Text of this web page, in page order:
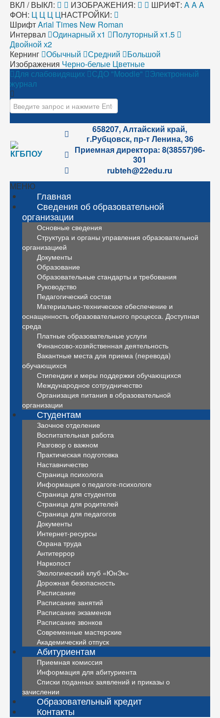
ВКЛ / ВЫКЛ: ИЗОБРАЖЕНИЯ: ШРИФТ: AAA
ФОН: Ц Ц Ц ЦНАСТРОЙКИ:
ШрифтArial Times New Roman
Интервал
Одинарный х1
Полуторный х1.5
Двойной х2
Кернинг
Обычный Средний
Большой
Изображения Черно-белые Цветные
Для слабовидящих
СДО "Moodle"
Электронный
журнал
Искать...
658207, Алтайский край,
г.Рубцовск, пр-т Ленина, 36
Приемная директора: 8(38557)96-
301
rubteh@22edu.ru
МЕНЮ
Главная
Сведения об образовательной
организации
Основные сведения
Структура и органы управления образовательной
организацией
Документы
Образование
Образовательные стандарты и требования
Руководство
Педагогический состав
Материально-техническое обеспечение и
оснащенность образовательного процесса. Доступная
среда
Платные образовательные услуги
Финансово-хозяйственная деятельность
Вакантные места для приема (перевода)
обучающихся
Стипендии и меры поддержки обучающихся
Международное сотрудничество
Организация питания в образовательной
организации
Студентам
Заочное отделение
Воспитательная работа
Разговор о важном
Практическая подготовка
Наставничество
Страница психолога
Информация о педагоге-психологе
Страница для студентов
Страница для родителей
Страница для педагогов
Документы
Интернет-ресурсы
Охрана труда
Антитеррор
Наркопост
Экологический клуб «ЮнЭк»
Дорожная безопасность
Расписание
Расписание занятий
Расписание экзаменов
Расписание звонков
Современные мастерские
Академический отпуск
Абитуриентам
Приемная комиссия
Информация для абитуриента
Списки поданных заявлений и приказы о
зачислении
Образовательный кредит
Контакты